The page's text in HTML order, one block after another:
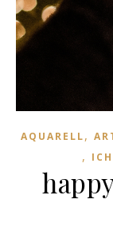
AQUARELL,
, ICH